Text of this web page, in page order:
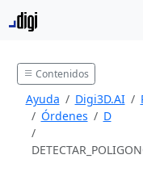
Contenidos
Ayuda Digi3D.AI
Órdenes
D